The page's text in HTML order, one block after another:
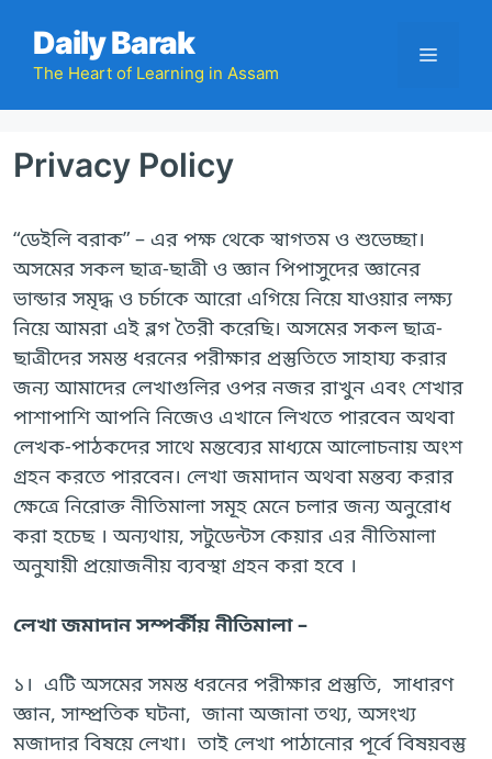
content
Daily Barak
The Heart of Learning in Assam
Menu
Privacy Policy
“ডেইলি বরাক” – এর পক্ষ থেকে স্বাগতম ও শুভেচ্ছা।
অসমের সকল ছাত্র-ছাত্রী ও জ্ঞান পিপাসুদের জ্ঞানের
ভান্ডার সমৃদ্ধ ও চর্চাকে আরো এগিয়ে নিয়ে যাওয়ার লক্ষ্য
নিয়ে আমরা এই ব্লগ তৈরী করেছি। অসমের সকল ছাত্র-
ছাত্রীদের সমস্ত ধরনের পরীক্ষার প্রস্তুতিতে সাহায্য করার
জন্য আমাদের লেখাগুলির ওপর নজর রাখুন এবং শেখার
পাশাপাশি আপনি নিজেও এখানে লিখতে পারবেন অথবা
লেখক-পাঠকদের সাথে মন্তব্যের মাধ্যমে আলোচনায় অংশ
গ্রহন করতে পারবেন। লেখা জমাদান অথবা মন্তব্য করার
ক্ষেত্রে নিরোক্ত নীতিমালা সমূহ মেনে চলার জন্য অনুরোধ
করা হচেছ । অন্যথায়, সটুডেন্টস কেয়ার এর নীতিমালা
অনুযায়ী প্রয়োজনীয় ব্যবস্থা গ্রহন করা হবে ।
লেখা জমাদান সম্পর্কীয় নীতিমালা –
১। এটি অসমের সমস্ত ধরনের পরীক্ষার প্রস্তুতি, সাধারণ
জ্ঞান, সাম্প্রতিক ঘটনা, জানা অজানা তথ্য, অসংখ্য
মজাদার বিষয়ে লেখা। তাই লেখা পাঠানোর পূর্বে বিষয়বস্তু